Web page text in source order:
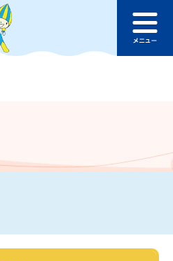
ージの本文へ
ュ